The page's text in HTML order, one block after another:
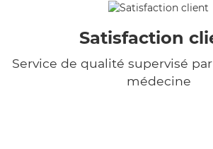
Satisfaction
Service de qualité supervisé
médecine